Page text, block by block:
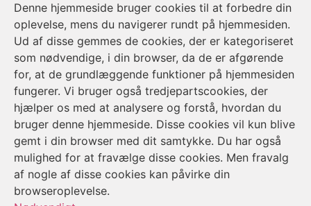
Denne hjemmeside bruger cookies til at forbedre din
oplevelse, mens du navigerer rundt på hjemmesiden.
Ud af disse gemmes de cookies, der er kategoriseret
som nødvendige, i din browser, da de er afgørende
for, at de grundlæggende funktioner på hjemmesiden
fungerer. Vi bruger også tredjepartscookies, der
hjælper os med at analysere og forstå, hvordan du
bruger denne hjemmeside. Disse cookies vil kun blive
gemt i din browser med dit samtykke. Du har også
mulighed for at fravælge disse cookies. Men fravalg
af nogle af disse cookies kan påvirke din
browseroplevelse.